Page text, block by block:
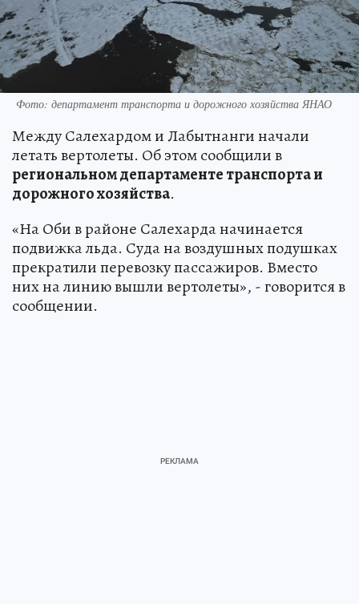
Фото: департамент транспорта и дорожного хозяйства ЯНАО
Между Салехардом и Лабытнанги начали
летать вертолеты. Об этом сообщили в
региональном департаменте транспорта и
дорожного хозяйства.
«На Оби в районе Салехарда начинается
подвижка льда. Суда на воздушных подушках
прекратили перевозку пассажиров. Вместо
них на линию вышли вертолеты», - говорится в
сообщении.